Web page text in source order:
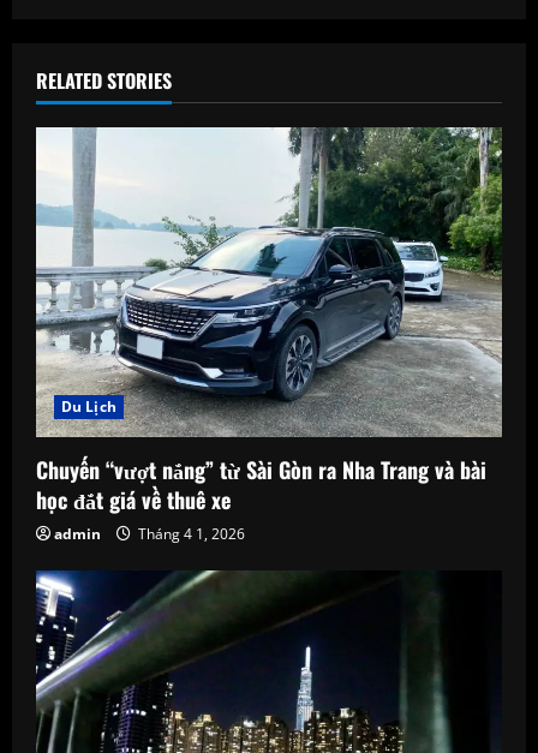
n
u
R
e
a
d
i
n
g
RELATED STORIES
Du Lịch
Chuyến “vượt nắng” từ Sài Gòn ra Nha Trang và bài
học đắt giá về thuê xe
admin Tháng 4 1, 2026